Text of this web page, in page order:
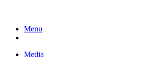
Menu
Media